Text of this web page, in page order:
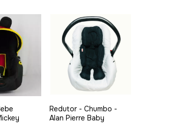
Redutor - Chumbo -
Alan Pierre Baby